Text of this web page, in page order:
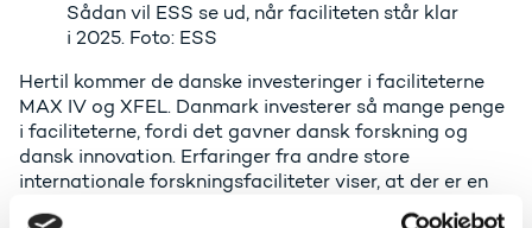
Sådan vil ESS se ud, når faciliteten står klar
i 2025. Foto: ESS
Hertil kommer de danske investeringer i faciliteterne
MAX IV og XFEL. Danmark investerer så mange penge
i faciliteterne, fordi det gavner dansk forskning og
dansk innovation. Erfaringer fra andre store
internationale forskningsfaciliteter viser, at der er en
række betydelige forsknings- og samfundsmæssige